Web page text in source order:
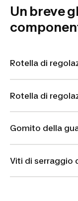
Un breve
Rotella di
Rotella di
Gomito della
Viti di serraggio